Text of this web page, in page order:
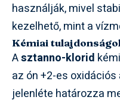
használják, mivel
kezelhető, mint a
Kémiai
Asztanno-klorid
az ón +2-es
jelenléte határozza